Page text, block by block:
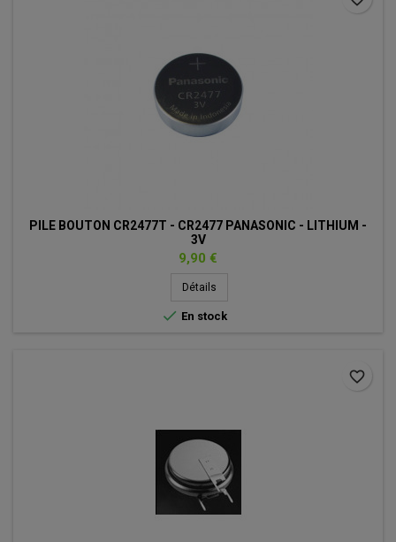
PILE BOUTON CR2477T - CR2477 PANASONIC - LITHIUM -
3V
Prix
9,90 €
Détails
 En stock
favorite_border